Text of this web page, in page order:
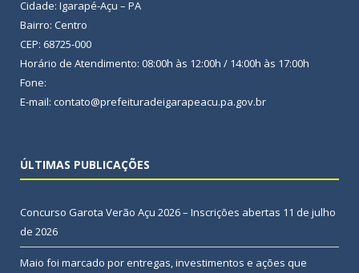
Cidade: Igarapé-Açu – PA
Bairro: Centro
CEP: 68725-000
Horário de Atendimento: 08:00h às 12:00h / 14:00h às 17:00h
Fone:
E-mail: contato@prefeituradeigarapeacu.pa.gov.br
ÚLTIMAS PUBLICAÇÕES
Concurso Garota Verão Açu 2026 – Inscrições abertas 11 de julho
de 2026
Maio foi marcado por entregas, investimentos e ações que